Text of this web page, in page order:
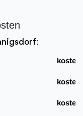
kostet
kostet
kostet